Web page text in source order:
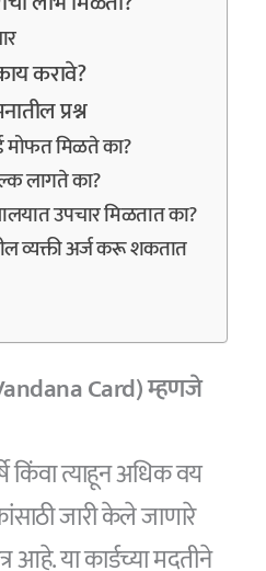
करावे?
प्रश्न
मोफत मिळते का?
लागते का?
उपचार मिळतात का?
व्यक्ती अर्ज करू शकतात
Card) म्हणजे
किंवा त्याहून अधिक वय
जारी केले जाणारे
या कार्डच्या मदतीने